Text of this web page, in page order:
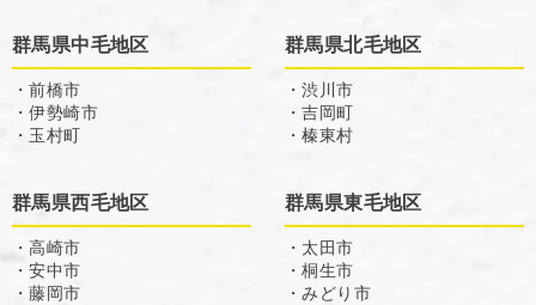
群馬県中毛地区
・前橋市
・伊勢崎市
・玉村町
群馬県北毛地区
・渋川市
・吉岡町
・榛東村
群馬県西毛地区
・高崎市
・安中市
・藤岡市
群馬県東毛地区
・太田市
・桐生市
・みどり市